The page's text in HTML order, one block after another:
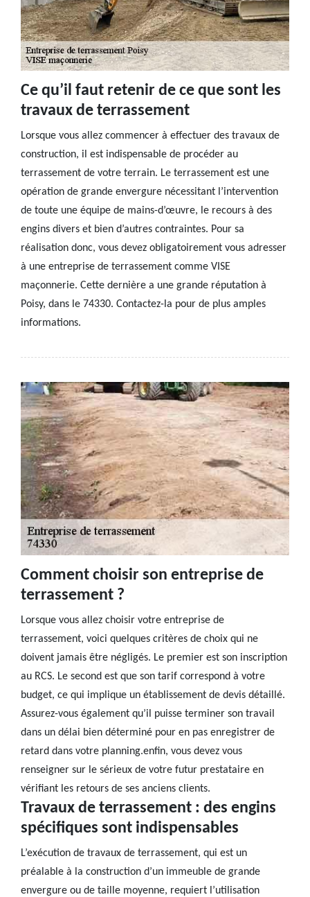
Ce qu’il faut retenir de ce que sont les
travaux de terrassement
Lorsque vous allez commencer à effectuer des travaux de
construction, il est indispensable de procéder au
terrassement de votre terrain. Le terrassement est une
opération de grande envergure nécessitant l’intervention
de toute une équipe de mains-d’œuvre, le recours à des
engins divers et bien d’autres contraintes. Pour sa
réalisation donc, vous devez obligatoirement vous adresser
à une entreprise de terrassement comme VISE
maçonnerie. Cette dernière a une grande réputation à
Poisy, dans le 74330. Contactez-la pour de plus amples
informations.
Comment choisir son entreprise de
terrassement ?
Lorsque vous allez choisir votre entreprise de
terrassement, voici quelques critères de choix qui ne
doivent jamais être négligés. Le premier est son inscription
au RCS. Le second est que son tarif correspond à votre
budget, ce qui implique un établissement de devis détaillé.
Assurez-vous également qu’il puisse terminer son travail
dans un délai bien déterminé pour en pas enregistrer de
retard dans votre planning.enfin, vous devez vous
renseigner sur le sérieux de votre futur prestataire en
vérifiant les retours de ses anciens clients.
Travaux de terrassement : des engins
spécifiques sont indispensables
L’exécution de travaux de terrassement, qui est un
préalable à la construction d’un immeuble de grande
envergure ou de taille moyenne, requiert l’utilisation